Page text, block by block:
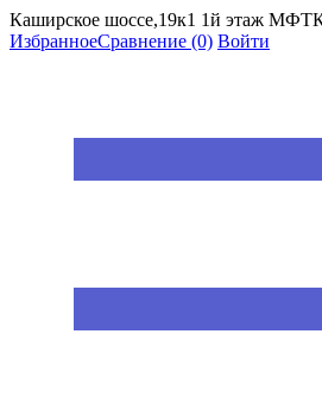
Каширское шоссе,19к1 1й этаж
ИзбранноеСравнение (0) Войти